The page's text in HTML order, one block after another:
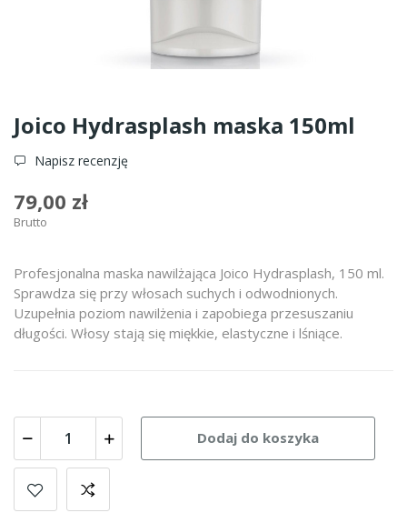
Joico Hydrasplash maska 150ml
Napisz recenzję
79,00 zł
Brutto
Profesjonalna maska nawilżająca Joico Hydrasplash, 150 ml.
Sprawdza się przy włosach suchych i odwodnionych.
Uzupełnia poziom nawilżenia i zapobiega przesuszaniu
długości. Włosy stają się miękkie, elastyczne i lśniące.
Dodaj do koszyka